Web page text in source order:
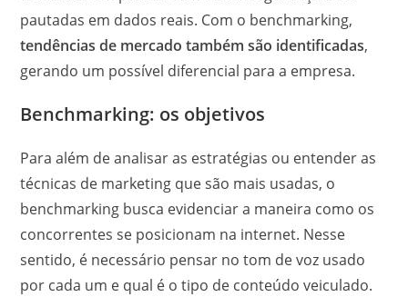
pautadas em dados reais. Com o benchmarking,
tendências de mercado também são identificadas,
gerando um possível diferencial para a empresa.
Benchmarking: os objetivos
Para além de analisar as estratégias ou entender as
técnicas de marketing que são mais usadas, o
benchmarking busca evidenciar a maneira como os
concorrentes se posicionam na internet. Nesse
sentido, é necessário pensar no tom de voz usado
por cada um e qual é o tipo de conteúdo veiculado.